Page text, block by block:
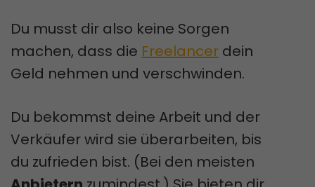
Du musst dir also keine Sorgen
machen, dass die Freelancer dein
Geld nehmen und verschwinden.
Du bekommst deine Arbeit und der
Verkäufer wird sie überarbeiten, bis
du zufrieden bist. (Bei den meisten